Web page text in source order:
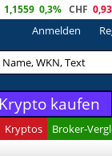
1,1559 0,3% CHF
Anmelden
Krypto kaufen
Kryptos Broker-